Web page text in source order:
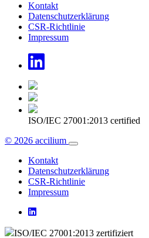
Kontakt
Datenschutzerklärung
CSR-Richtlinie
Impressum
ISO/IEC 27001:2013 certified
© 2026 accilium
Kontakt
Datenschutzerklärung
CSR-Richtlinie
Impressum
ISO/IEC 27001:2013 zertifiziert